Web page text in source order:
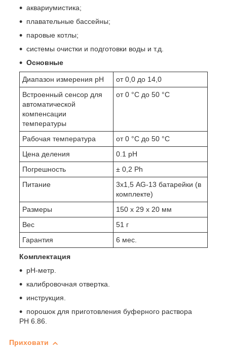
аквариумистика;
плавательные бассейны;
паровые котлы;
системы очистки и подготовки воды и т.д.
Основные
Диапазон измерения pH
от 0,0 до 14,0
Встроенный сенсор для
автоматической
компенсации
температуры
от 0 °C до 50 °C
Рабочая температура
от 0 °C до 50 °C
Цена деления
0.1 pH
Погрешность
± 0,2 Ph
Питание
3х1,5 AG-13 батарейки (в
комплекте)
Размеры
150 х 29 х 20 мм
Вес
51 г
Гарантия
6 мес.
Комплектация
pH-метр.
калибровочная отвертка.
инструкция.
порошок для приготовления буферного раствора
PH 6.86.
Приховати